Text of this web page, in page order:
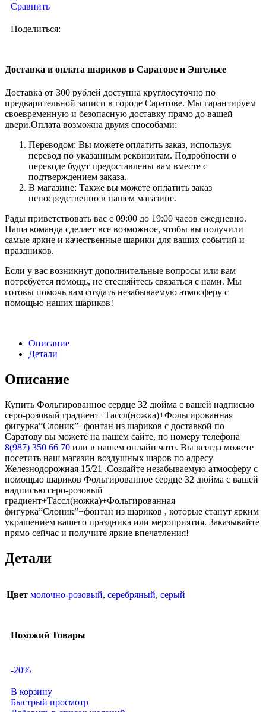
Сравнить
Поделиться:
Доставка и оплата шариков в Саратове и Энгельсе
Доставка от 300 рублей доступна круглосуточно по
предварительной записи в городе Саратове. Мы гарантируем
своевременную и безопасную доставку прямо до вашей
двери.Оплата возможна двумя способами:
Переводом: Вы можете оплатить заказ, используя
перевод по указанным реквизитам. Подробности о
переводе будут предоставлены вам вместе с
подтверждением заказа.
В магазине: Также вы можете оплатить заказ
непосредственно в нашем магазине.
Рады приветствовать вас с 09:00 до 19:00 часов ежедневно.
Наша команда сделает все возможное, чтобы вы получили
самые яркие и качественные шарики для ваших событий и
праздников.
Если у вас возникнут дополнительные вопросы или вам
потребуется помощь, не стесняйтесь связаться с нами. Мы
готовы помочь вам создать незабываемую атмосферу с
помощью наших шариков!
Описание
Детали
Описание
Купить Фольгированное сердце 32 дюйма с вашей надписью
серо-розовый градиент+Тассл(ножка)+Фольгированная
фигурка”Слоник”+фонтан из шариков с доставкой по
Саратову вы можете на нашем сайте, по номеру телефона
8(987) 350 66 70 или в нашем онлайн чате. Вы всегда можете
посетить наш магазин воздушных шаров по адресу
Железнодорожная 15/21 .Создайте незабываемую атмосферу с
помощью шариков Фольгированное сердце 32 дюйма с вашей
надписью серо-розовый
градиент+Тассл(ножка)+Фольгированная
фигурка”Слоник”+фонтан из шариков , которые станут ярким
украшением вашего праздника или мероприятия. Заказывайте
прямо сейчас и получите яркие впечатления!
Детали
Цвет молочно-розовый, серебряный, серый
Похожий Товары
-20%
В корзину
Быстрый просмотр